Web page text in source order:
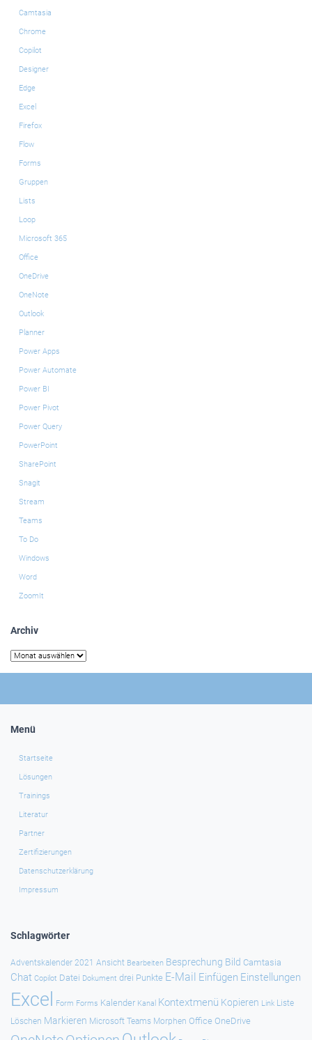
Camtasia
Chrome
Copilot
Designer
Edge
Excel
Firefox
Flow
Forms
Gruppen
Lists
Loop
Microsoft 365
Office
OneDrive
OneNote
Outlook
Planner
Power Apps
Power Automate
Power BI
Power Pivot
Power Query
PowerPoint
SharePoint
Snagit
Stream
Teams
To Do
Windows
Word
ZoomIt
Archiv
Archiv
Menü
Startseite
Lösungen
Trainings
Literatur
Partner
Zertifizierungen
Datenschutzerklärung
Impressum
Schlagwörter
Adventskalender 2021 Ansicht Bearbeiten Besprechung Bild Camtasia
Chat Copilot Datei Dokument drei Punkte E-Mail Einfügen Einstellungen
Excel Form Forms Kalender Kanal Kontextmenü Kopieren Link Liste
Löschen Markieren Microsoft Teams Morphen Office OneDrive